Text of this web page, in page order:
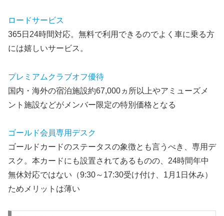
ロードサービス
365日24時間対応。無料で利用できるのでよく車に乗る方
には嬉しいサービス。
プレミアムクラブオフ優待
国内・海外の宿泊施設約67,000ヵ所以上やアミューズメ
ント施設などがメンバー限定の特別価格となる
ゴールド会員専用デスク
ゴールドカードのステータスの象徴とも言うべき、専用デ
スク。本カードにも設置されてあるものの、24時間年中
無休対応ではない（9:30～17:30受け付け、1月1日休み）
ためメリットは薄い